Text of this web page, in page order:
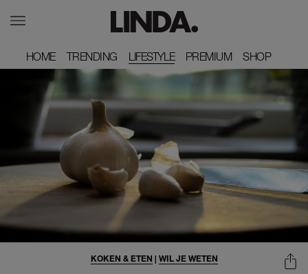
HOME
HOME TRENDING
TRENDING LIFESTYLE PREMIUM
PREMIUM SHOP
SHOP
KOKEN & ETEN | WIL JE WETEN